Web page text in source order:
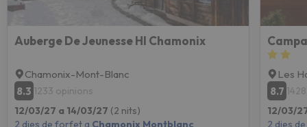
Auberge De Jeunesse HI Chamonix
Chamonix-Mont-Blanc
8.3 1233 opinions
12/03/27 a 14/03/27 (2 nits)
2 dies de forfet a Chamonix Montblanc
Les
8.7
12/03/
2 dies